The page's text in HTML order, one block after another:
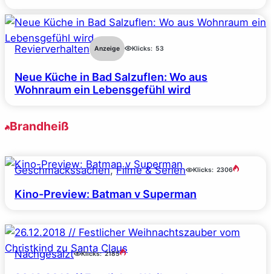
Revierverhalten Anzeige Klicks: 53
Neue Küche in Bad Salzuflen: Wo aus
Wohnraum ein Lebensgefühl wird
Brandheiß
Geschmackssachen, Filme & Serien Klicks: 2306
Kino-Preview: Batman v Superman
Nachgesalzt Klicks: 2185